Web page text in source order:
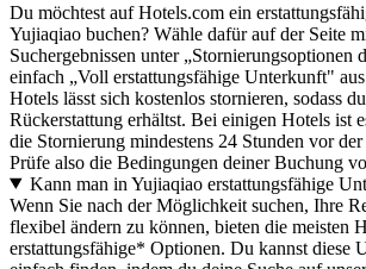
Du möchtest auf Hotels.com ein
Yujiaqiao buchen? Wähle dafür auf der Seite
Suchergebnissen unter „Stornierungsoptionen
einfach „Voll erstattungsfähige Unterkunft"
Hotels lässt sich kostenlos stornieren, sodass
Rückerstattung erhältst. Bei einigen Hotels ist
die Stornierung mindestens 24 Stunden vor
Prüfe also die Bedingungen deiner Buchung
Kann man in Yujiaqiao erstattungsfähige
Wenn Sie nach der Möglichkeit suchen, Ihre
flexibel ändern zu können, bieten die meisten
erstattungsfähige* Optionen. Du kannst diese